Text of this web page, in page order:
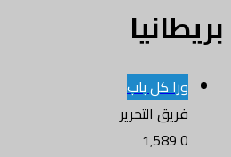
بريطانيا
ورا كل باب
فريق التحرير
0